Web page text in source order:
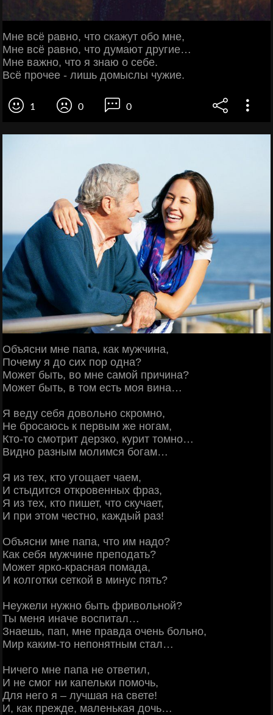
Мне всё равно, что скажут обо мне,
Мне всё равно, что думают другие…
Мне важно, что я знаю о себе.
Всё прочее - лишь домыслы чужие.
1 0 0
Объясни мне папа, как мужчина,
Почему я до сих пор одна?
Может быть, во мне самой причина?
Может быть, в том есть моя вина…
Я веду себя довольно скромно,
Не бросаюсь к первым же ногам,
Кто-то смотрит дерзко, курит томно…
Видно разным молимся богам…
Я из тех, кто угощает чаем,
И стыдится откровенных фраз,
Я из тех, кто пишет, что скучает,
И при этом честно, каждый раз!
Объясни мне папа, что им надо?
Как себя мужчине преподать?
Может ярко-красная помада,
И колготки сеткой в минус пять?
Неужели нужно быть фривольной?
Ты меня иначе воспитал…
Знаешь, пап, мне правда очень больно,
Мир каким-то непонятным стал…
Ничего мне папа не ответил,
И не смог ни капельки помочь,
Для него я – лучшая на свете!
И, как прежде, маленькая дочь…